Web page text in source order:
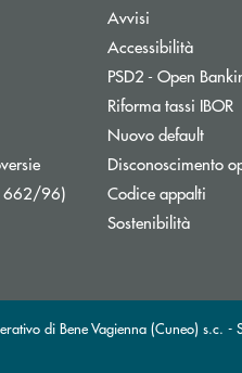
662/96)Apre una nuova finestra
Avvisi
Accessibilità
PSD2 - Open
Riforma tassi IBOR
Nuovo defaultApre
Disconoscimento
Codice appalti
Sostenibilità
di Bene Vagienna (Cuneo) s.c. -